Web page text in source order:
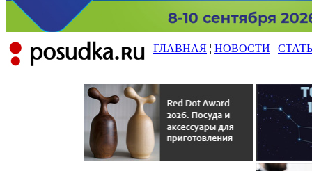
ГЛАВНАЯ ¦ НОВОСТИ ¦